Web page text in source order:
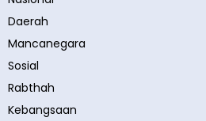
Daerah
Mancanegara
Sosial
Rabthah
Kebangsaan